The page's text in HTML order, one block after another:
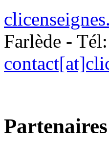
Farlède - Tél:
Partenaires